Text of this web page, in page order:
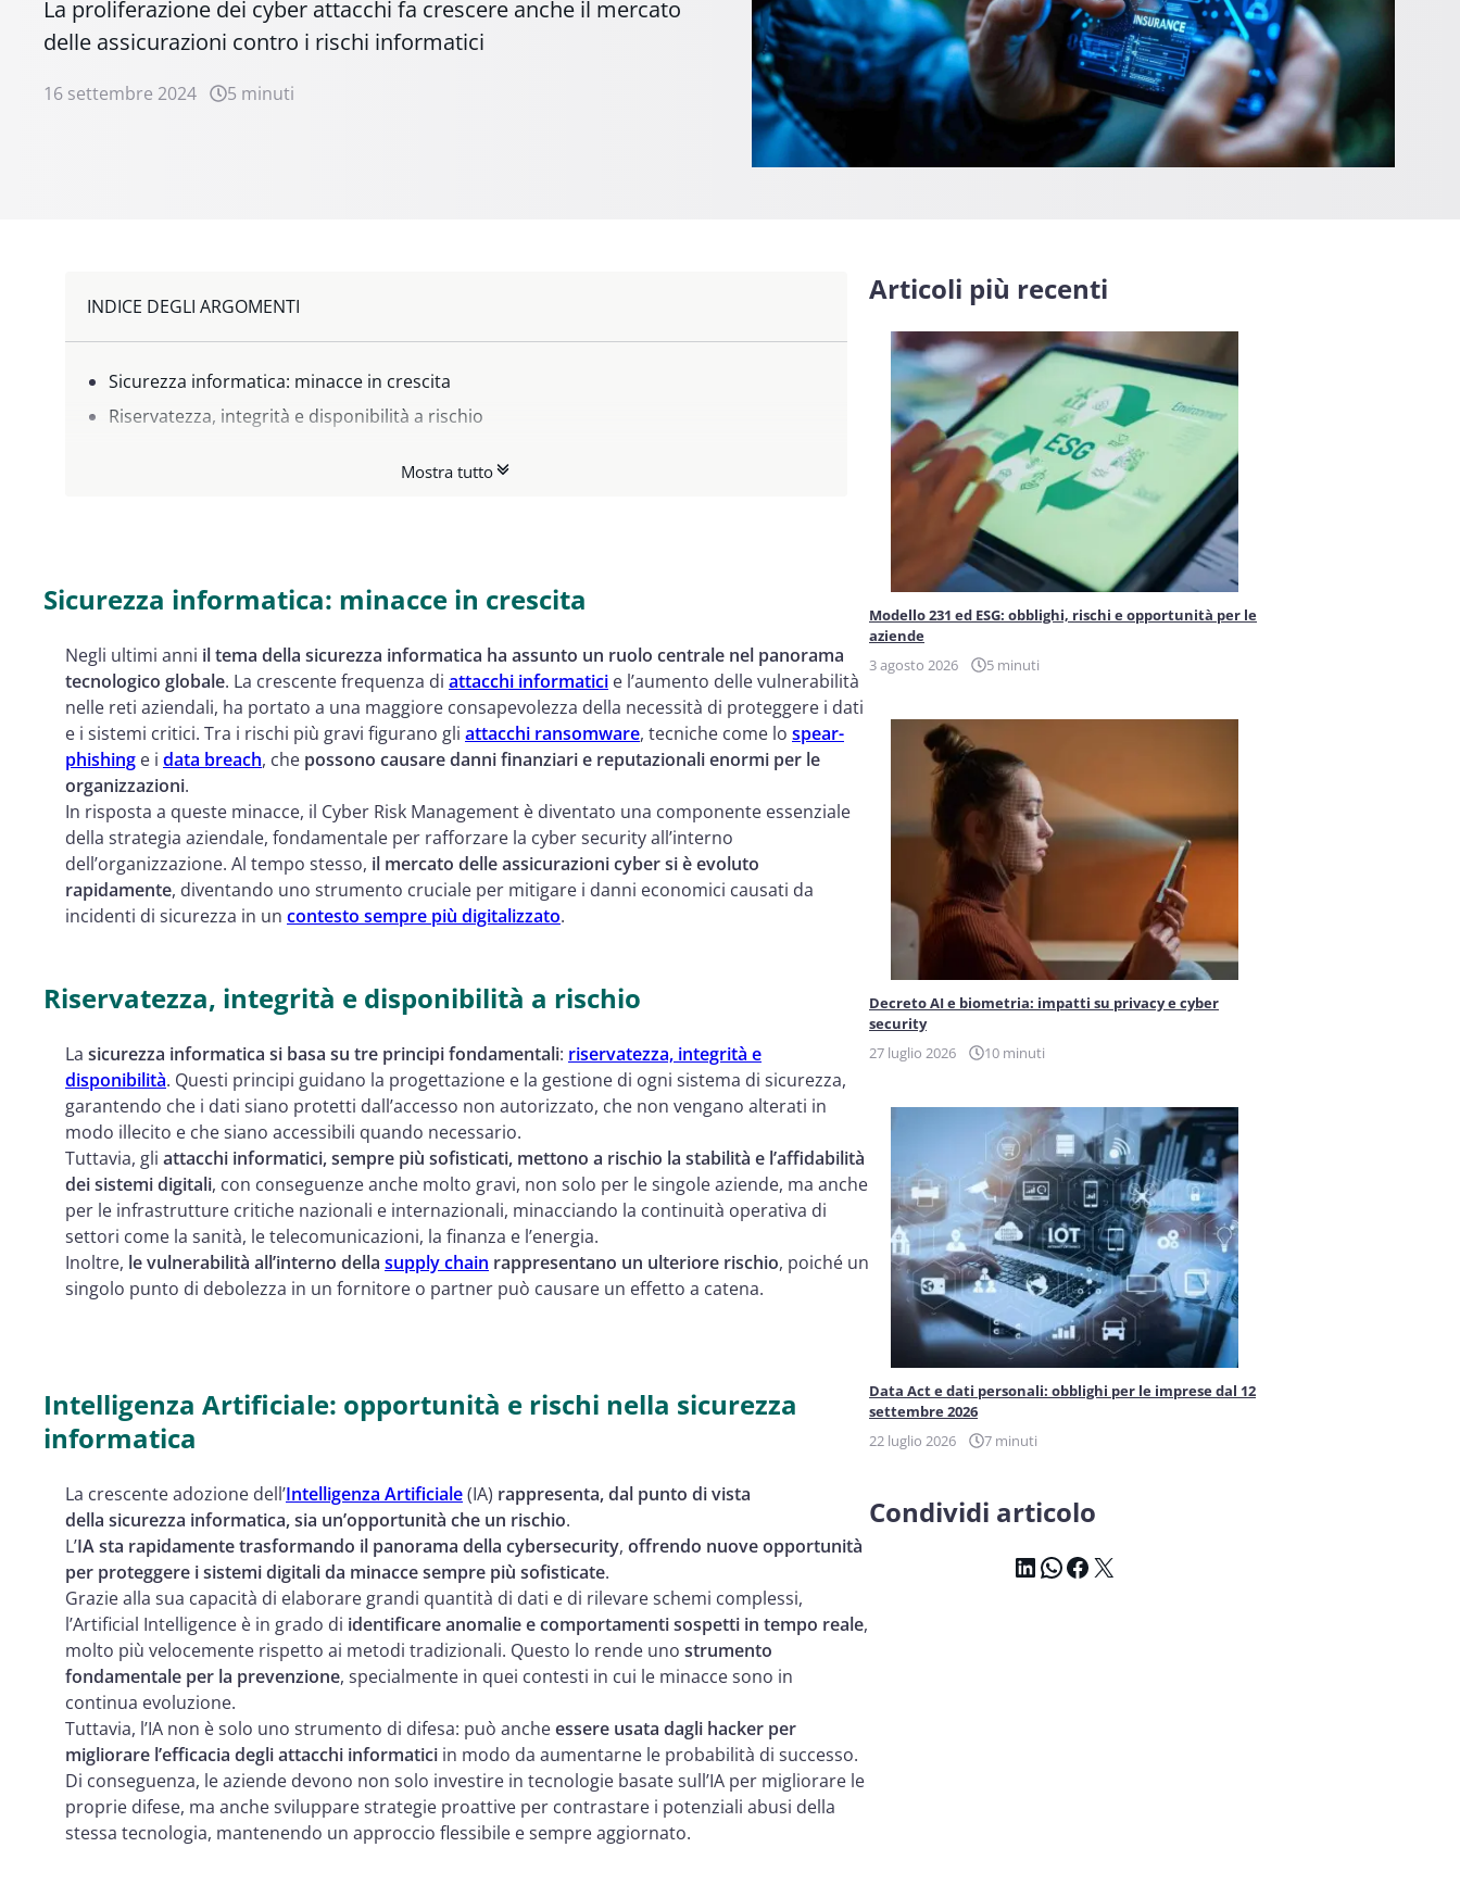
La proliferazione dei cyber attacchi fa crescere anche il mercato
delle assicurazioni contro i rischi informatici
16 settembre 2024 5 minuti
INDICE DEGLI ARGOMENTI
Sicurezza informatica: minacce in crescita
Riservatezza, integrità e disponibilità a rischio
Cyber Risk Insurance: un settore in crescita
Mostra tutto
Sicurezza informatica: minacce in crescita
Negli ultimi anni il tema della sicurezza informatica ha assunto un ruolo centrale nel panorama
tecnologico globale. La crescente frequenza di attacchi informatici e l’aumento delle vulnerabilità
nelle reti aziendali, ha portato a una maggiore consapevolezza della necessità di proteggere i dati
e i sistemi critici. Tra i rischi più gravi figurano gli attacchi ransomware, tecniche come lo spear-
phishing e i data breach, che possono causare danni finanziari e reputazionali enormi per le
organizzazioni.
In risposta a queste minacce, il Cyber Risk Management è diventato una componente essenziale
della strategia aziendale, fondamentale per rafforzare la cyber security all’interno
dell’organizzazione. Al tempo stesso, il mercato delle assicurazioni cyber si è evoluto
rapidamente, diventando uno strumento cruciale per mitigare i danni economici causati da
incidenti di sicurezza in un contesto sempre più digitalizzato.
Riservatezza, integrità e disponibilità a rischio
La sicurezza informatica si basa su tre principi fondamentali: riservatezza, integrità e
disponibilità. Questi principi guidano la progettazione e la gestione di ogni sistema di sicurezza,
garantendo che i dati siano protetti dall’accesso non autorizzato, che non vengano alterati in
modo illecito e che siano accessibili quando necessario.
Tuttavia, gli attacchi informatici, sempre più sofisticati, mettono a rischio la stabilità e l’affidabilità
dei sistemi digitali, con conseguenze anche molto gravi, non solo per le singole aziende, ma anche
per le infrastrutture critiche nazionali e internazionali, minacciando la continuità operativa di
settori come la sanità, le telecomunicazioni, la finanza e l’energia.
Inoltre, le vulnerabilità all’interno della supply chain rappresentano un ulteriore rischio, poiché un
singolo punto di debolezza in un fornitore o partner può causare un effetto a catena.
Intelligenza Artificiale: opportunità e rischi nella sicurezza
informatica
La crescente adozione dell’Intelligenza Artificiale(IA) rappresenta, dal punto di vista
della sicurezza informatica, sia un’opportunità che un rischio.
L’IA sta rapidamente trasformando il panorama della cybersecurity, offrendo nuove opportunità
per proteggere i sistemi digitali da minacce sempre più sofisticate.
Grazie alla sua capacità di elaborare grandi quantità di dati e di rilevare schemi complessi,
l’Artificial Intelligence è in grado di identificare anomalie e comportamenti sospetti in tempo reale,
molto più velocemente rispetto ai metodi tradizionali. Questo lo rende uno strumento
fondamentale per la prevenzione, specialmente in quei contesti in cui le minacce sono in
continua evoluzione.
Tuttavia, l’IA non è solo uno strumento di difesa: può ancheessere usata dagli hacker per
migliorare l’efficacia degli attacchi informatici in modo da aumentarne le probabilità di successo.
Di conseguenza, le aziende devono non solo investire in tecnologie basate sull’IA per migliorare le
proprie difese, ma anche sviluppare strategie proattive per contrastare i potenziali abusi della
stessa tecnologia, mantenendo un approccio flessibile e sempre aggiornato.
Articoli più recenti
Modello 231 ed ESG: obblighi, rischi e opportunità per le
aziende
3 agosto 2026
5 minuti
Decreto AI e biometria: impatti su privacy e cyber
security
27 luglio 2026
10 minuti
Data Act e dati personali: obblighi per le imprese dal 12
settembre 2026
22 luglio 2026
7 minuti
Condividi articolo
LinkedIn WhatsApp Facebook X